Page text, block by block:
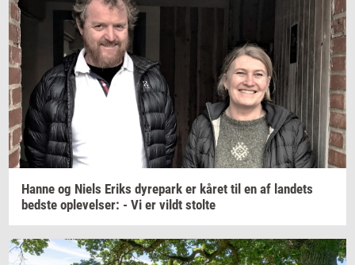
Hanne og Niels Eriks dy­re­park er kåret til en af lan­dets
bed­ste op­le­vel­ser: - Vi er vildt stol­te